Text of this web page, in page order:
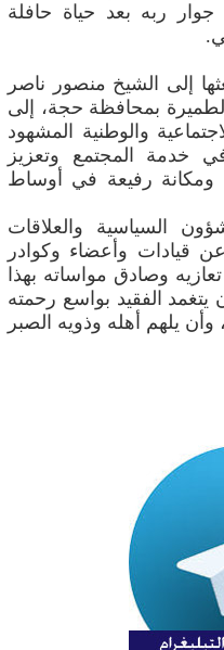
ربه بعد حياة حافلة
إلى الشيخ منصور ناصر
بمحافظة حجة، إلى
والوطنية المشهود
خدمة المجتمع وتعزيز
ومكانة رفيعة في أوساط
السياسية والعلاقات
قيادات وأعضاء وكوادر
وصادق مواساته بهذا
يتغمد الفقيد بواسع رحمته
يلهم أهله وذويه الصبر